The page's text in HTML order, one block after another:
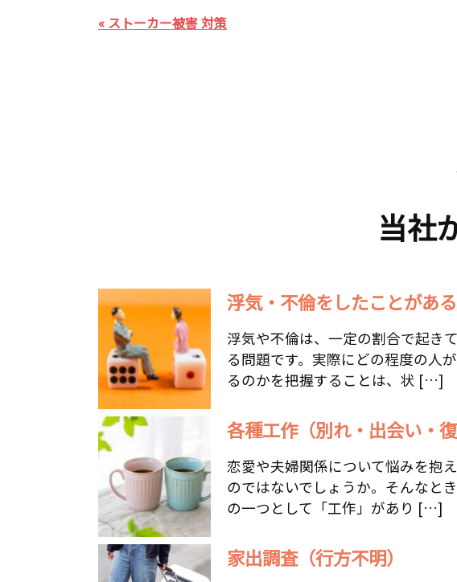
« ストーカー被害 対策
当社
浮気・不倫をしたことがあ
浮気や不倫は、一定の割合で起き
る問題です。実際にどの程度の人
るのかを把握することは、状 […]
各種工作（別れ・出会い・復
恋愛や夫婦関係について悩みを抱
のではないでしょうか。そんなと
の一つとして「工作」があり […]
家出調査（行方不明）